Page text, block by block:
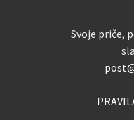
Svoje priče,